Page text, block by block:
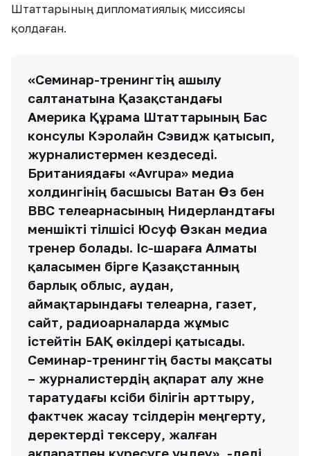
Штаттарының дипломатиялық миссиясы
қолдаған.
«Семинар-тренингтің ашылу
салтанатына Қазақстандағы
Америка Құрама Штаттарының Бас
консулы Кэролайн Сэвидж қатысып,
журналистермен кездеседі.
Британиядағы «Avrupa» медиа
холдингінің басшысы Ватан Өз бен
ВВС телеарнасының Нидерландтағы
меншікті тілшісі Юсуф Өзкан медиа
тренер болады. Іс-шараға Алматы
қаласымен бірге Қазақстанның
барлық облыс, аудан,
аймақтарындағы телеарна, газет,
сайт, радиоарналарда жұмыс
істейтін БАҚ өкілдері қатысады.
Семинар-тренингтің басты мақсаты
– журналистердің ақпарат алу және
таратудағы кәсіби білігін арттыру,
фактчек жасау тәсілдерін меңгерту,
деректерді тексеру, жалған